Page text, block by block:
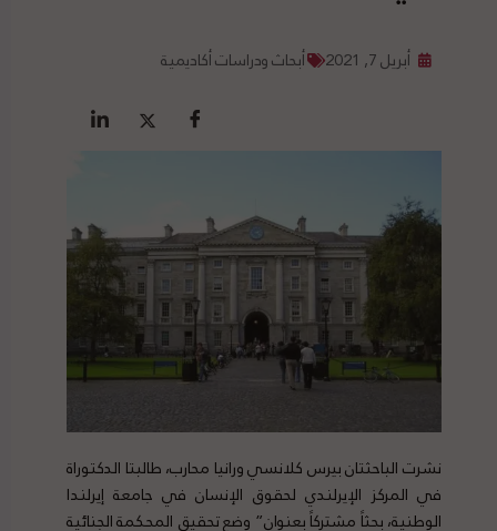
أبريل 7, 2021 أبحاث ودراسات أكاديمية
نشرت الباحثتان بيرس كلانسي ورانيا محارب، طالبتا الدكتوراة
في المركز الإيرلندي لحقوق الإنسان في جامعة إيرلندا
الوطنية، بحثاً مشتركاً بعنوان” وضع تحقيق المحكمة الجنائية